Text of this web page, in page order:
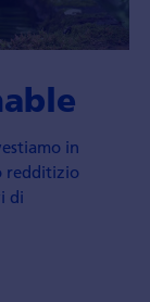
in
redditizio
di